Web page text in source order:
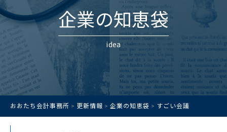
企業の知恵袋
idea
おおたち会計事務所 > 更新情報 > 企業の知恵袋 > すごい会議